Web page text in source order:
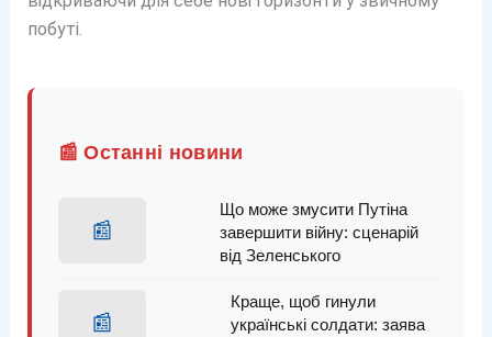
побуті.
📰 Останні новини
📰
Що може змусити Путіна
завершити війну: сценарій
від Зеленського
📰
Краще, щоб гинули
українські солдати: заява